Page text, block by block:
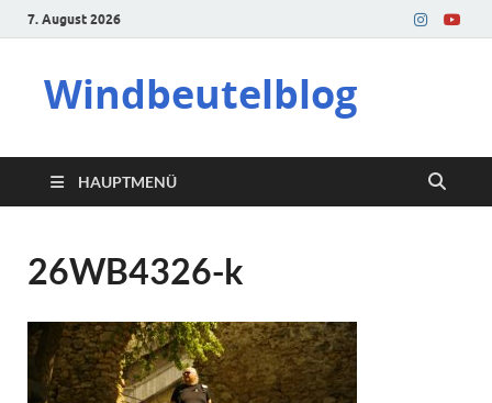
7. August 2026
Windbeutelblog
HAUPTMENÜ
26WB4326-k